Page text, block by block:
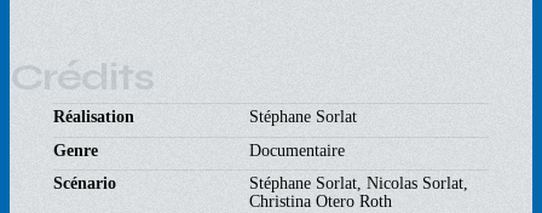
Crédits
Réalisation
Stéphane Sorlat
Genre
Documentaire
Scénario
Stéphane Sorlat, Nicolas Sorlat,
Christina Otero Roth